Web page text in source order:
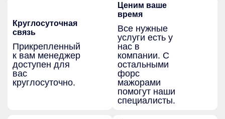
Круглосуточная
связь
Прикрепленный
к вам менеджер
доступен для
вас
круглосуточно.
Ценим ваше
время
Все нужные
услуги есть у
нас в
компании. С
остальными
форс
мажорами
помогут наши
специалисты.